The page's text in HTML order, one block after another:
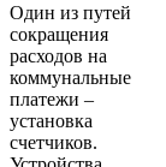
Один из путей
сокращения
расходов на
коммунальные
платежи –
установка
счетчиков.